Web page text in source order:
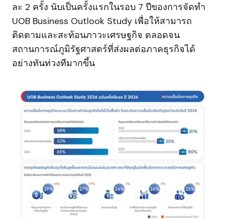
ละ 2 ครั้ง นับเป็นครั้งแรกในรอบ 7 ปีของการจัดทำ
UOB Business Outlook Study เพื่อให้สามารถ
ติดตามและสะท้อนภาวะเศรษฐกิจ ตลอดจน
สถานการณ์ภูมิรัฐศาสตร์ที่ส่งผลต่อภาคธุรกิจได้
อย่างทันท่วงทีมากขึ้น